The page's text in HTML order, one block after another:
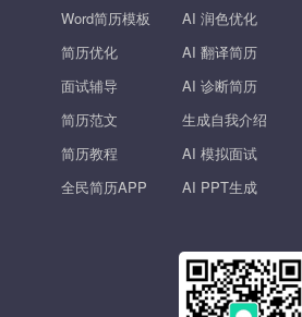
Word简历模板
简历优化
面试辅导
简历范文
简历教程
全民简历APP
AI 润色优化
AI 翻译简历
AI 诊断简历
生成自我介绍
AI 模拟面试
AI PPT生成